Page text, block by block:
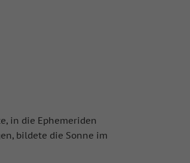
in die Ephemeriden
bildete die Sonne im